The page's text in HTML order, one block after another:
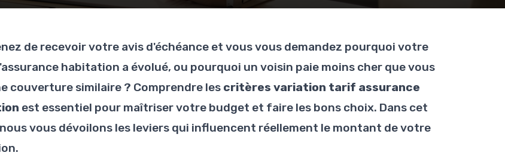
de recevoir votre avis d'échéance et vous vous demandez pourquoi votre
habitation a évolué, ou pourquoi un voisin paie moins cher que vous
couverture similaire ? Comprendre les critères variation tarif assurance
est essentiel pour maîtriser votre budget et faire les bons choix. Dans cet
vous dévoilons les leviers qui influencent réellement le montant de votre